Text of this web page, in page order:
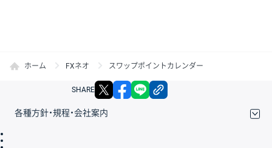
ホーム FXネオ スワップポイントカレンダー
SHARE X facebook
各種方針・規程・会社案内